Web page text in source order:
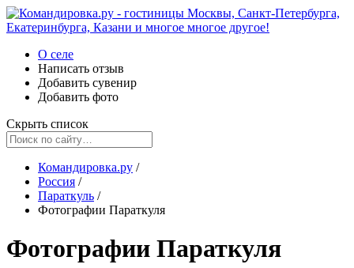
О селе
Написать отзыв
Добавить сувенир
Добавить фото
Скрыть список
Командировка.ру /
Россия /
Параткуль /
Фотографии Параткуля
Фотографии Параткуля